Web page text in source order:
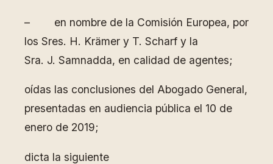
– en nombre de la Comisión Europea, por
los Sres. H. Krämer y T. Scharf y la
Sra. J. Samnadda, en calidad de agentes;
oídas las conclusiones del Abogado General,
presentadas en audiencia pública el 10 de
enero de 2019;
dicta la siguiente